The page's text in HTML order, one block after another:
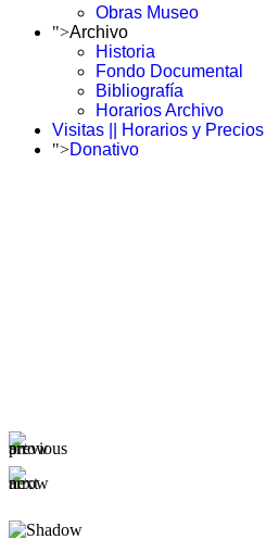
Obras Museo
">Archivo
Historia
Fondo Documental
Bibliografía
Horarios Archivo
Visitas || Horarios y Precios
">Donativo